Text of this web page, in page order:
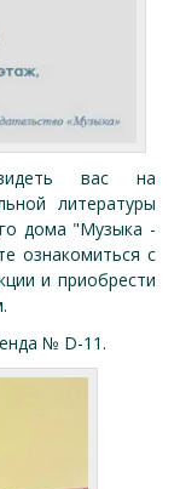
вас на
литературы
дома "Музыка -
ознакомиться с
и приобрести
№ D-11.